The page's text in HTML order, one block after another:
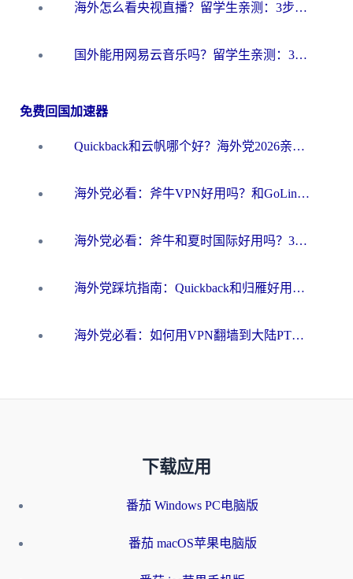
海外怎么看央视直播？留学生亲测：3步解决版权限制+追剧自由
国外能用网易云音乐吗？留学生亲测：3步解决海外听歌难题
免费回国加速器
Quickback和云帆哪个好？海外党2026亲测指南：选对加速器大陆工具，无缝刷国内剧玩国服
海外党必看：斧牛VPN好用吗？和GoLinkVPN对比哪个回国效果更好？
海外党必看：斧牛和夏时国际好用吗？3步选对回国加速器，无缝刷国内资源
海外党踩坑指南：Quickback和归雁好用吗？选对加速器才能无缝刷国内资源
海外党必看：如何用VPN翻墙到大陆PTT？一篇解决你所有回国加速痛点
下载应用
番茄 Windows PC电脑版
番茄 macOS苹果电脑版